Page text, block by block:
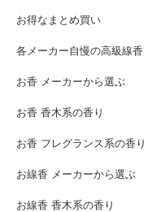
お得なまとめ買い
各メーカー自慢の高級線香
お香 メーカーから選ぶ
お香 香木系の香り
お香 フレグランス系の香り
お線香 メーカーから選ぶ
お線香 香木系の香り